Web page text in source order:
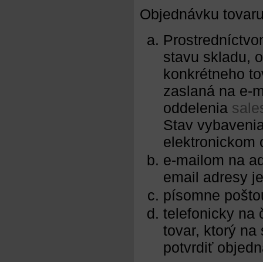
Objednávku
stavu skladu,
konkrétneho
zaslaná na e-
oddelenia
Stav
elektronickom
e-mailom na
email adresy
písomne
telefonicky na
tovar, ktorý na
potvrdiť